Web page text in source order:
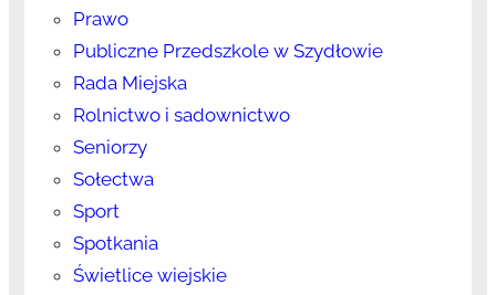
Prawo
Publiczne Przedszkole w Szydłowie
Rada Miejska
Rolnictwo i sadownictwo
Seniorzy
Sołectwa
Sport
Spotkania
Świetlice wiejskie